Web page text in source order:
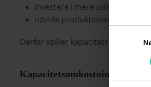
investere i mere udstyr
udvide produktionen
Derfor spiller
Kapacitetsomkostninger i